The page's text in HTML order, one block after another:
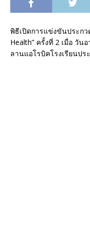
พิธีเปิดการแข่งขันประกว
Health” ครั้งที่ 2 เมื่อ วั
ลานแอโรบิคโรงเรียนปร